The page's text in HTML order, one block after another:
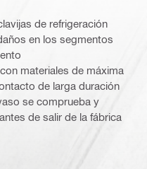
de refrigeración
en los segmentos
materiales de máxima
de larga duración
se comprueba y
de salir de la fábrica